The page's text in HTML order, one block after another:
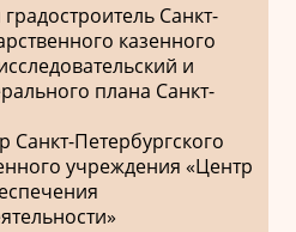
Санкт-
казенного
и
плана Санкт-
Санкт-Петербургского
учреждения «Центр